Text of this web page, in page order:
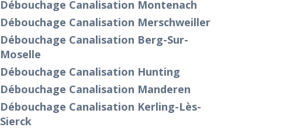
Débouchage Canalisation Montenach
Débouchage Canalisation Merschweiller
Débouchage Canalisation Berg-Sur-
Moselle
Débouchage Canalisation Hunting
Débouchage Canalisation Manderen
Débouchage Canalisation Kerling-Lès-
Sierck